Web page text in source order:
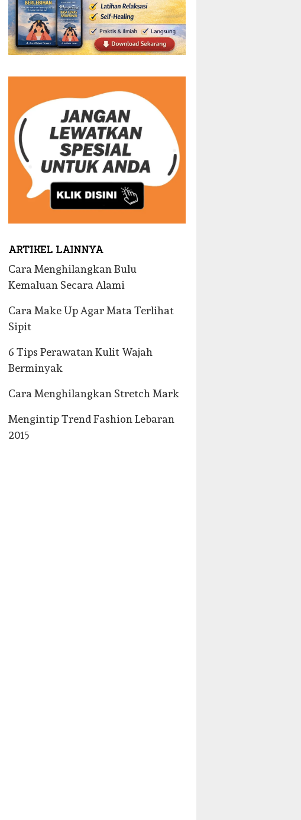
ARTIKEL LAINNYA
Cara Menghilangkan Bulu
Kemaluan Secara Alami
Cara Make Up Agar Mata Terlihat
Sipit
6 Tips Perawatan Kulit Wajah
Berminyak
Cara Menghilangkan Stretch Mark
Mengintip Trend Fashion Lebaran
2015